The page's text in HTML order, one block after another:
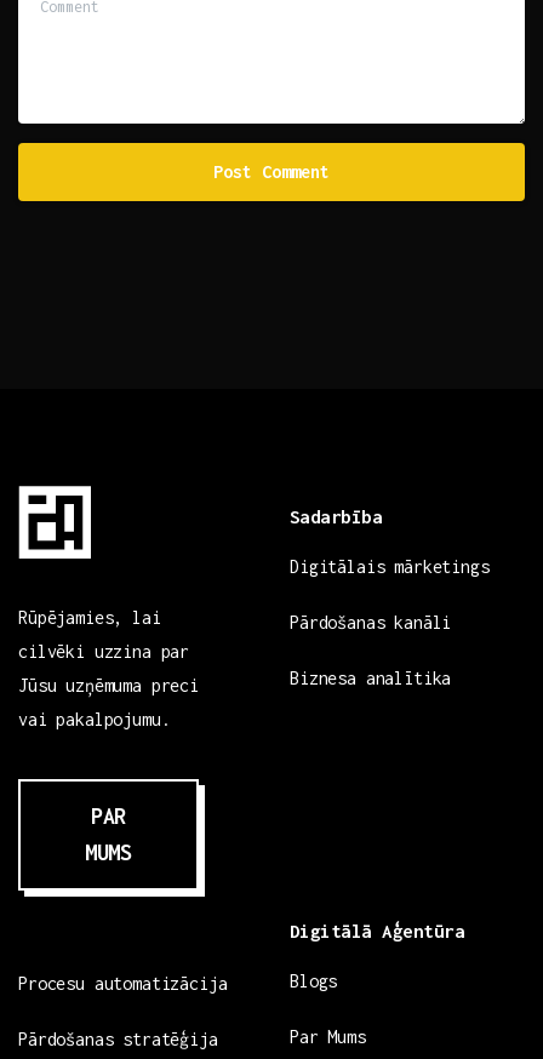
Rūpējamies, lai
cilvēki uzzina par
Jūsu uzņēmuma preci
vai pakalpojumu.
PAR
MUMS
Sadarbība
Digitālais mārketings
Pārdošanas kanāli
Biznesa analītika
Procesu automatizācija
Pārdošanas stratēģija
Digitālā Aģentūra
Blogs
Par Mums